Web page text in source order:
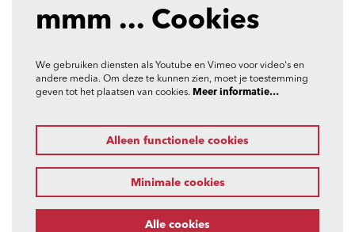
mmm ... Cookies
We gebruiken diensten als Youtube en Vimeo voor video's en
andere media. Om deze te kunnen zien, moet je toestemming
geven tot het plaatsen van cookies. Meer informatie…
Alleen functionele cookies
Minimale cookies
Alle cookies